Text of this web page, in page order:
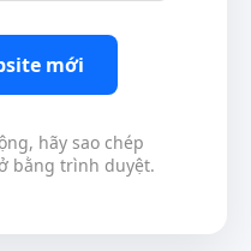
mới
hãy sao chép
bằng trình duyệt.